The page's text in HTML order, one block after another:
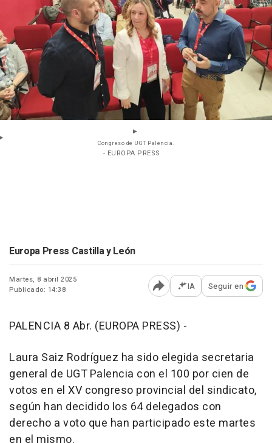
Congreso de UGT Palencia.
- EUROPA PRESS
Europa Press Castilla y León
Martes, 8 abril 2025
Publicado: 14:38
Abrir opciones para
IA Seguir en
PALENCIA 8 Abr. (EUROPA PRESS) -
Laura Saiz Rodríguez ha sido elegida secretaria
general de UGT Palencia con el 100 por cien de
votos en el XV congreso provincial del sindicato,
según han decidido los 64 delegados con
derecho a voto que han participado este martes
en el mismo.